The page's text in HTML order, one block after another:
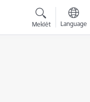
Meklēt Language